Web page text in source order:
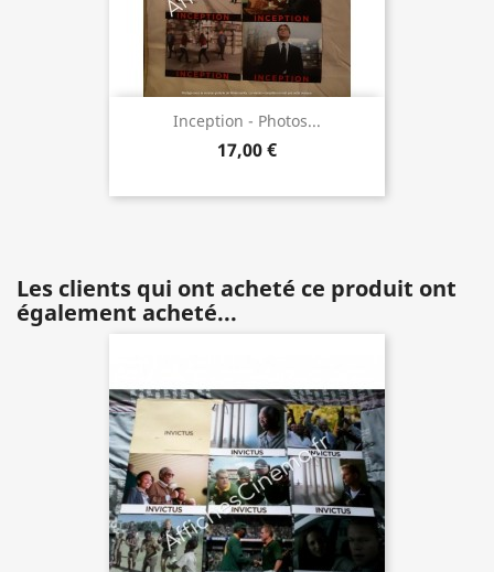
Inception - Photos...
17,00 €
Les clients qui ont acheté ce produit ont
également acheté...